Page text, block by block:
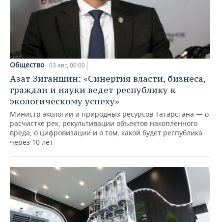
Общество 03 авг, 00:00
Азат Зиганшин: «Синергия власти, бизнеса,
граждан и науки ведет республику к
экологическому успеху»
Министр экологии и природных ресурсов Татарстана — о
расчистке рек, рекультивации объектов накопленного
вреда, о цифровизации и о том, какой будет республика
через 10 лет